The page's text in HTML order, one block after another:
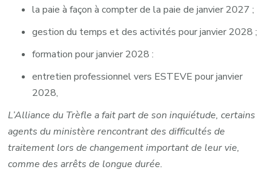
la paie à façon à compter de la paie de janvier 2027 ;
gestion du temps et des activités pour janvier 2028 ;
formation pour janvier 2028 :
entretien professionnel vers ESTEVE pour janvier
2028,
L’Alliance du Trèfle a fait part de son inquiétude, certains
agents du ministère rencontrant des difficultés de
traitement lors de changement important de leur vie,
comme des arrêts de longue durée.